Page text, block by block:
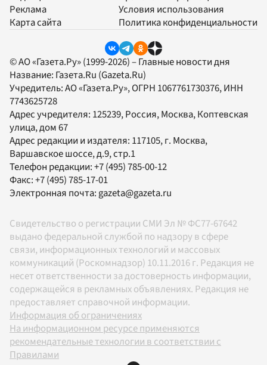
Реклама
Карта сайта
Условия использования
Политика конфиденциальности
© АО «Газета.Ру» (1999-2026) – Главные новости дня
Название: Газета.Ru (Gazeta.Ru)
Учредитель:АО «Газета.Ру», ОГРН 1067761730376, ИНН
7743625728
Адрес учредителя: 125239, Россия, Москва, Коптевская
улица, дом 67
Адрес редакции и издателя: 117105, г. Москва,
Варшавское шоссе, д.9, стр.1
Телефон редакции:+7 (495) 785-00-12
Факс:+7 (495) 785-17-01
Электронная почта:gazeta@gazeta.ru
Свидетельство о регистрации СМИ Эл № ФС77-67642
выдано федеральной службой по надзору в сфере
связи, информационных технологий и массовых
коммуникаций (Роскомнадзор) 10.11.2016 г. Редакция не
несет ответственности за достоверность информации,
содержащейся в рекламных объявлениях. Редакция не
предоставляет справочной информации.
Информация об ограничениях
На информационном ресурсе применяются
рекомендательные технологии в соответствии с
Правилами